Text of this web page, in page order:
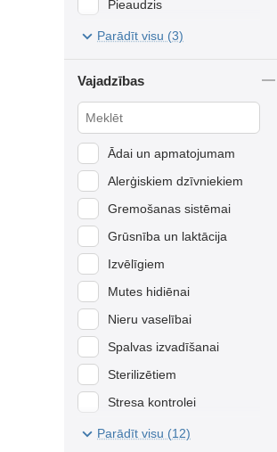
Mājputns
Mežacūkas gaļa
Pīles gaļa
Putnu gaļa
Rīsi
Sarkanā gaļa
Siļķe
Šķinķis
Tītara gaļa
Tuncis
Vistas gaļa
Ziemeļbriedis
Zirņi
Pieaudzis
Seniors
Parādīt visu (3)
Vajadzības
Ādai un apmatojumam
Alerģiskiem dzīvniekiem
Gremošanas sistēmai
Grūsnība un laktācija
Izvēlīgiem
Mutes hidiēnai
Nieru vaselībai
Spalvas izvadīšanai
Sterilizētiem
Stresa kontrolei
Svara kontrolei
Parādīt visu (12)